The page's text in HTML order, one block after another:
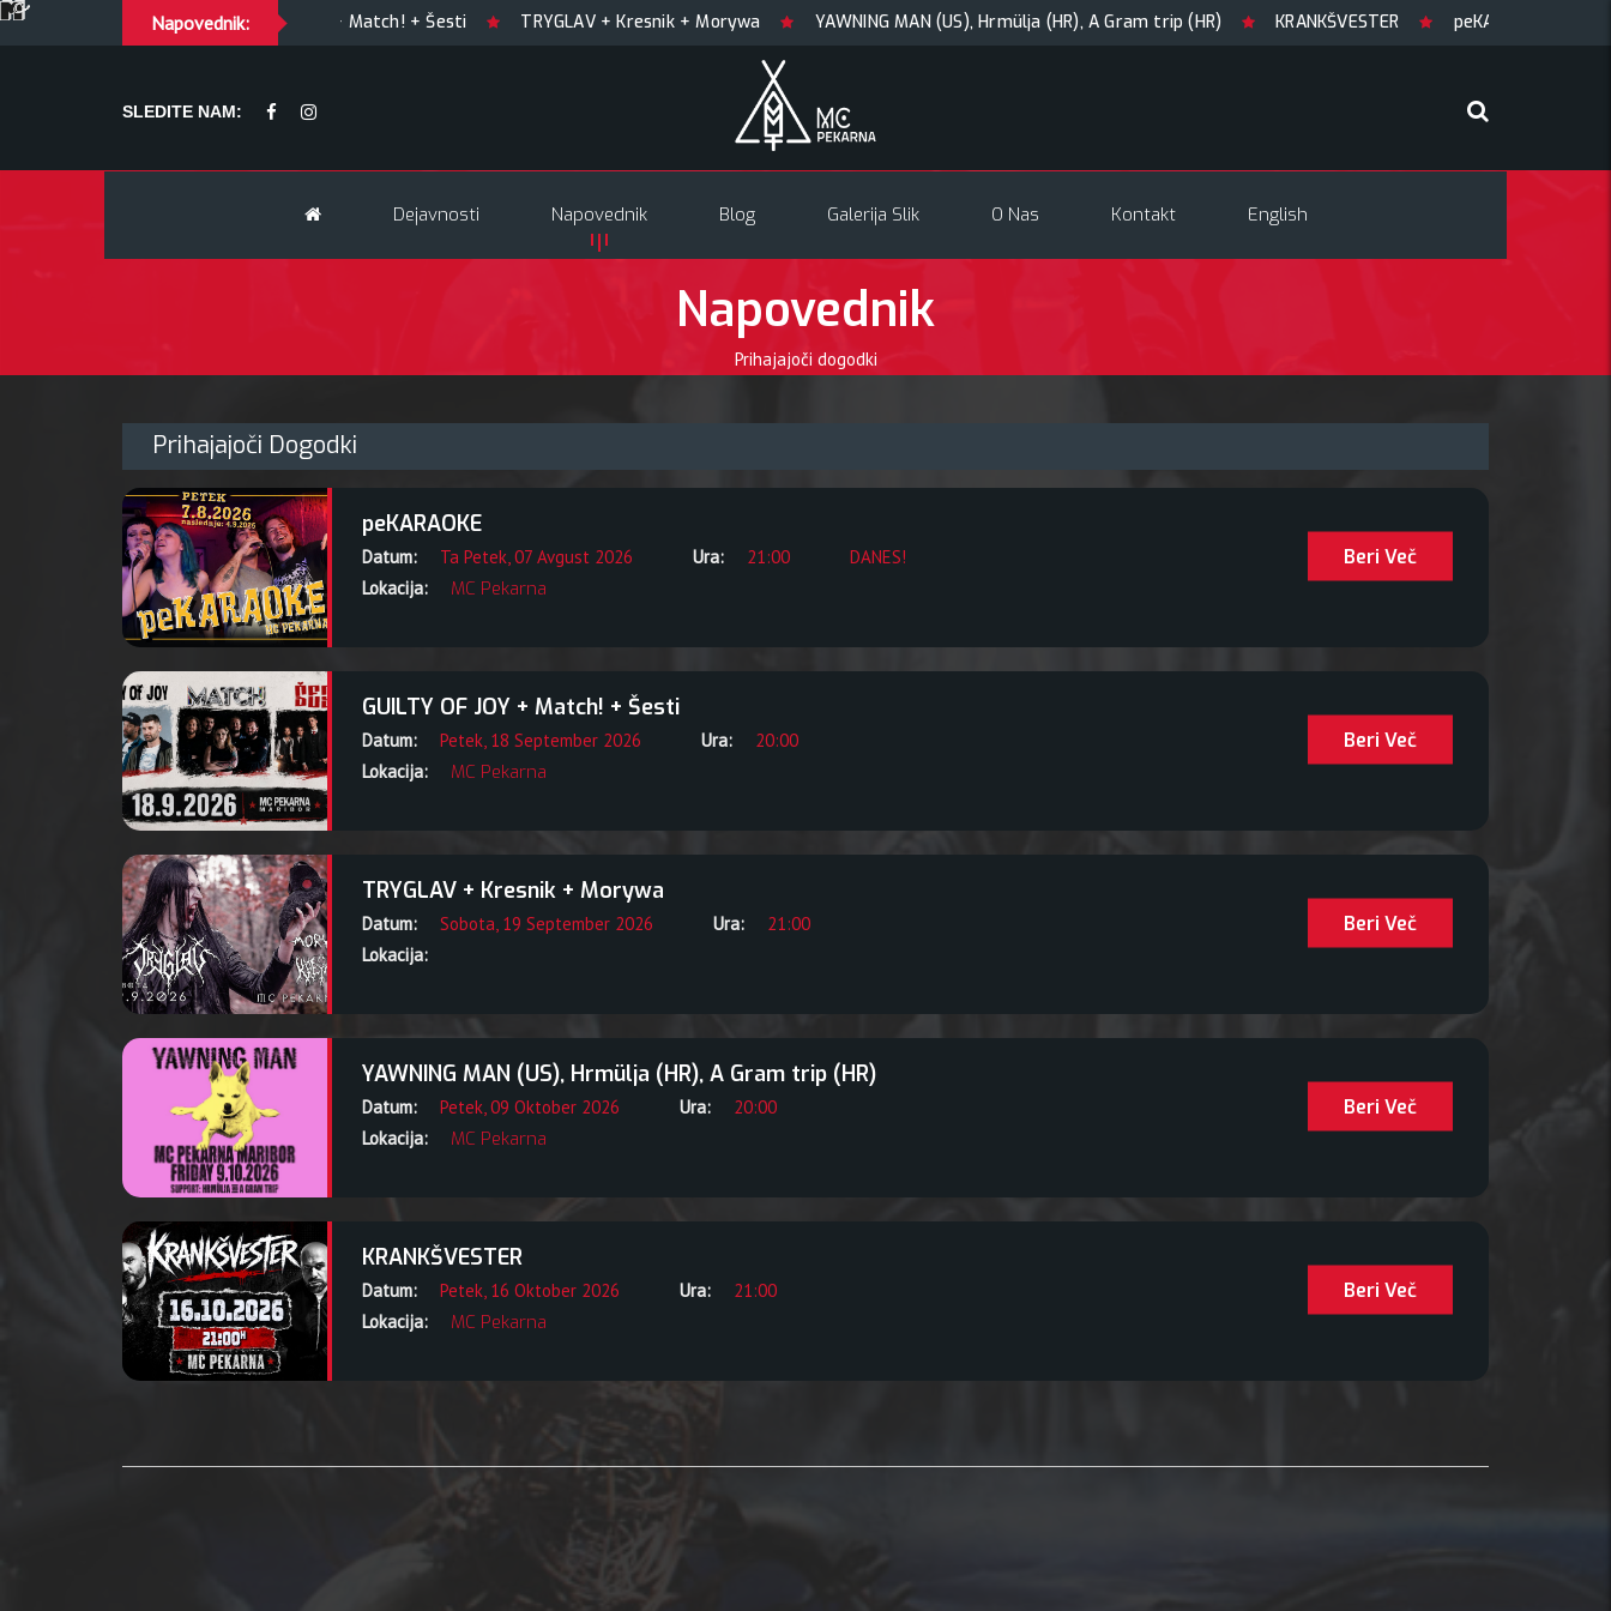
Napovednik:
GUILTY OF JOY + Match! + Šesti TRYGLAV + Kresnik + Morywa YAWNING MAN (US), Hrmülja (HR), A Gram trip (HR) KRANKŠVESTER peKARAOKE
SLEDITE NAM:
Dejavnosti Napovednik Blog Galerija Slik O Nas Kontakt English
Napovednik
Prihajajoči dogodki
Prihajajoči Dogodki
peKARAOKE
Datum: Ta Petek, 07 Avgust 2026 Ura:
21:00
Lokacija:
MC Pekarna
DANES! Beri Več
GUILTY OF JOY + Match! + Šesti
Datum: Petek, 18 September 2026 Ura:
20:00
Lokacija:
MC Pekarna
Beri Več
TRYGLAV + Kresnik + Morywa
Datum: Sobota, 19 September 2026 Ura:
21:00
Lokacija:
Beri Več
YAWNING MAN (US), Hrmülja (HR), A Gram trip (HR)
Datum: Petek, 09 Oktober 2026 Ura:
20:00
Lokacija:
MC Pekarna
Beri Več
KRANKŠVESTER
Datum: Petek, 16 Oktober 2026 Ura:
21:00
Lokacija:
MC Pekarna
Beri Več